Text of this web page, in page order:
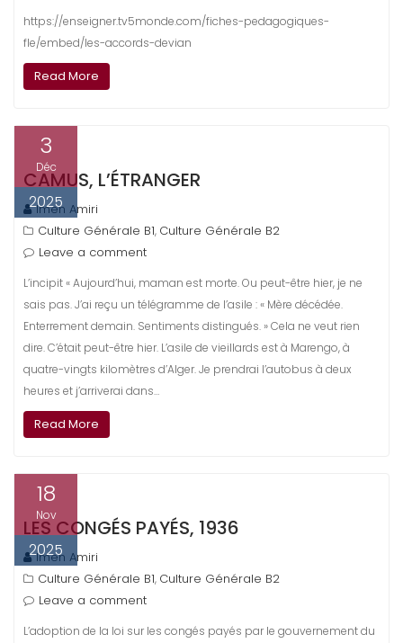
https://enseigner.tv5monde.com/fiches-pedagogiques-
fle/embed/les-accords-devian
Read More
3
Déc
2025
CAMUS, L’ÉTRANGER
Imen Amiri
Culture Générale B1, Culture Générale B2
Leave a comment
L’incipit « Aujourd’hui, maman est morte. Ou peut-être hier, je ne
sais pas. J’ai reçu un télégramme de l’asile : « Mère décédée.
Enterrement demain. Sentiments distingués. » Cela ne veut rien
dire. C’était peut-être hier. L’asile de vieillards est à Marengo, à
quatre-vingts kilomètres d’Alger. Je prendrai l’autobus à deux
heures et j’arriverai dans…
Read More
18
Nov
2025
LES CONGÉS PAYÉS, 1936
Imen Amiri
Culture Générale B1, Culture Générale B2
Leave a comment
L’adoption de la loi sur les congés payés par le gouvernement du